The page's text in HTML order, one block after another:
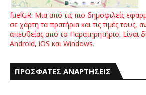
fuelGR: Μια από τις πιο δημοφιλείς
σε χάρτη τα πρατήρια και τις τιμές τους,
απευθείας από το Παρατηρητήριο. Είναι
Android, iOS και Windows.
ΠΡΟΣΦΑΤΕΣ ΑΝΑΡΤΗΣΕΙΣ